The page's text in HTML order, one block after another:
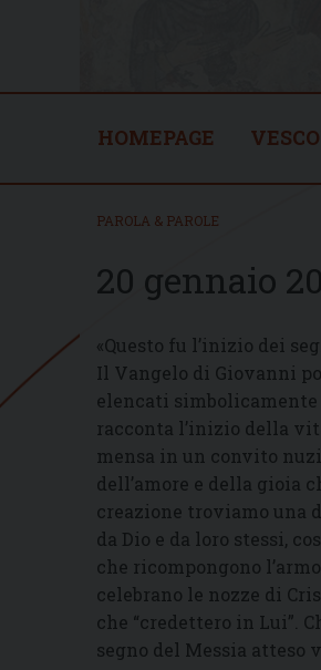
HOMEPAGE
PAROLA & PAROLE
20 gennaio
«Questo fu l’inizio dei
Il Vangelo di Giovanni
elencati simbolicamente
racconta l’inizio della
mensa in un convito
dell’amore e della gioia
creazione troviamo una
da Dio e da loro stessi,
che ricompongono
celebrano le nozze di
che “credettero in Lui”.
segno del Messia